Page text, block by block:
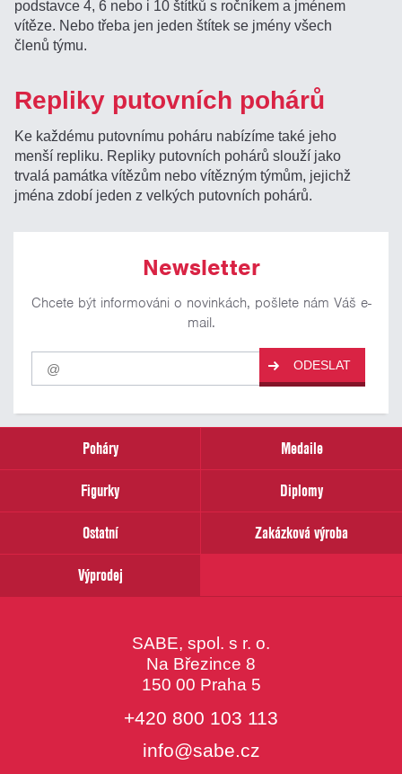
podstavce 4, 6 nebo i 10 štítků s ročníkem a jménem
vítěze. Nebo třeba jen jeden štítek se jmény všech
členů týmu.
Repliky putovních pohárů
Ke každému putovnímu poháru nabízíme také jeho
menší repliku. Repliky putovních pohárů slouží jako
trvalá památka vítězům nebo vítězným týmům, jejichž
jména zdobí jeden z velkých putovních pohárů.
Newsletter
Chcete být informováni o novinkách, pošlete nám Váš e-
mail.
Pro
odběr
našich
email
ODESLAT
Poháry
Medaile
Figurky
Diplomy
Ostatní
Zakázková výroba
Výprodej
SABE, spol. s r. o.
Na Březince 8
150 00 Praha 5
+420 800 103 113
info@sabe.cz